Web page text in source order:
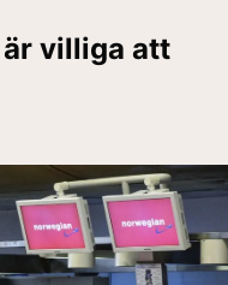
är villiga att